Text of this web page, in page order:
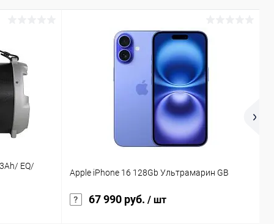
EQ/
Apple iPhone 16 128Gb Ультрамарин GB
67 990 руб. / шт